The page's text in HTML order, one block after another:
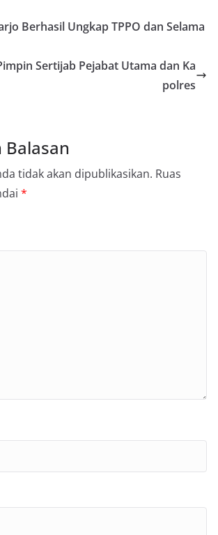
Berhasil Ungkap TPPO dan Selama
Sertijab Pejabat Utama dan Ka
polres
Balasan
tidak akan dipublikasikan. Ruas
*